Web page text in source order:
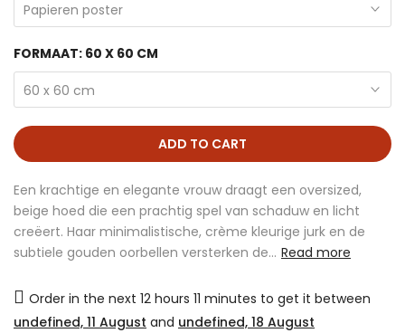
Papieren poster
FORMAAT: 60 X 60 CM
60 x 60 cm
ADD TO CART
Een krachtige en elegante vrouw draagt een oversized,
beige hoed die een prachtig spel van schaduw en licht
creëert. Haar minimalistische, crème kleurige jurk en de
subtiele gouden oorbellen versterken de... Read more
Order in the next 12 hours 11 minutes to get it between
undefined, 11 August and undefined, 18 August